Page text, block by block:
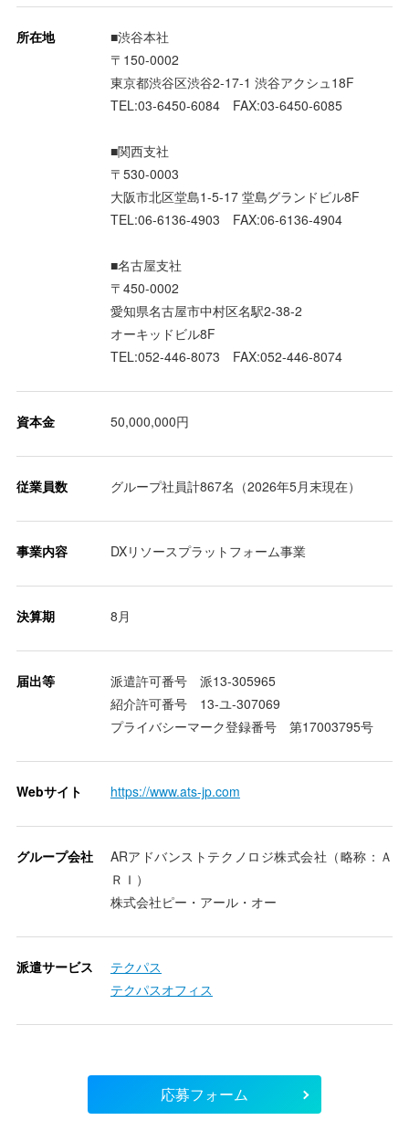
所在地
■渋谷本社
〒150-0002
東京都渋谷区渋谷2-17-1 渋谷アクシュ18F
TEL:03-6450-6084 FAX:03-6450-6085
■関西支社
〒530-0003
大阪市北区堂島1-5-17 堂島グランドビル8F
TEL:06-6136-4903 FAX:06-6136-4904
■名古屋支社
〒450-0002
愛知県名古屋市中村区名駅2-38-2
オーキッドビル8F
TEL:052-446-8073 FAX:052-446-8074
資本金 50,000,000円
従業員数 グループ社員計867名（2026年5月末現在）
事業内容 DXリソースプラットフォーム事業
決算期 8月
届出等
派遣許可番号 派13-305965
紹介許可番号 13-ユ-307069
プライバシーマーク登録番号 第17003795号
Webサイト https://www.ats-jp.com
グループ会社
ARアドバンストテクノロジ株式会社（略称：Ａ
ＲＩ）
株式会社ピー・アール・オー
派遣サービス
テクパス
テクパスオフィス
応募フォーム